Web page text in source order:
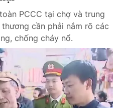
PCCC tại chợ và trung
cần phải nắm rõ các
chống cháy nổ.